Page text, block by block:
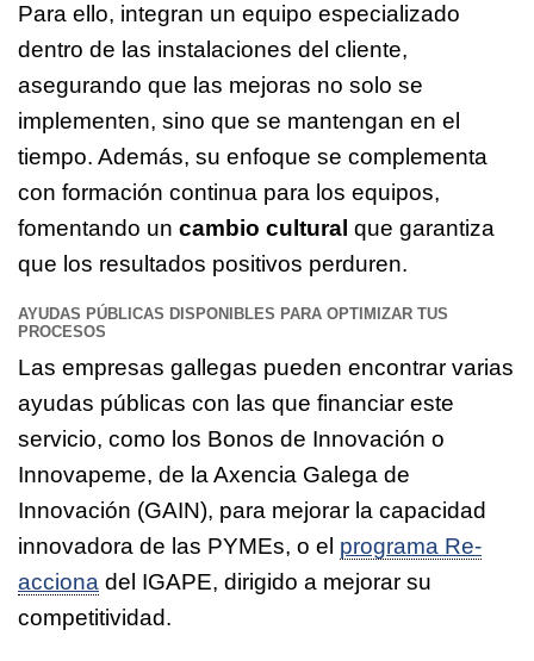
Para ello, integran un equipo especializado
dentro de las instalaciones del cliente,
asegurando que las mejoras no solo se
implementen, sino que se mantengan en el
tiempo. Además, su enfoque se complementa
con formación continua para los equipos,
fomentando un cambio cultural que garantiza
que los resultados positivos perduren.
AYUDAS PÚBLICAS DISPONIBLES PARA OPTIMIZAR TUS
PROCESOS
Las empresas gallegas pueden encontrar varias
ayudas públicas con las que financiar este
servicio, como los Bonos de Innovación o
Innovapeme, de la Axencia Galega de
Innovación (GAIN), para mejorar la capacidad
innovadora de las PYMEs, o el programa Re-
acciona del IGAPE, dirigido a mejorar su
competitividad.